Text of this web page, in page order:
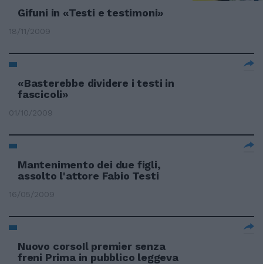
Gifuni in «Testi e testimoni»
18/11/2009
«Basterebbe dividere i testi in
fascicoli»
01/10/2009
Mantenimento dei due figli,
assolto l'attore Fabio Testi
16/05/2009
Nuovo corsoIl premier senza
freni Prima in pubblico leggeva